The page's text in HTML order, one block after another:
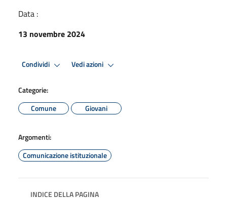
Data :
13 novembre 2024
Condividi Vedi azioni
Categorie:
Comune
Giovani
Argomenti:
Comunicazione istituzionale
INDICE DELLA PAGINA